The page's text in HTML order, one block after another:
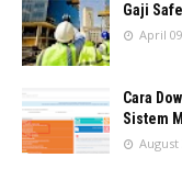
Gaji
April
Cara
Sistem
August